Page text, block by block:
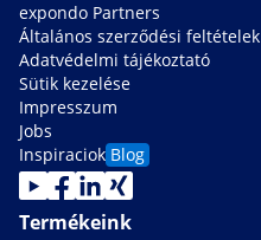
expondo Partners
Általános szerződési feltételek
Adatvédelmi tájékoztató
Sütik kezelése
Impresszum
Jobs
Inspiraciok Blog
Termékeink